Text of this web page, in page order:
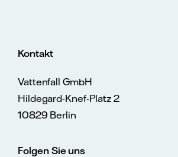
Kontakt
Vattenfall GmbH
Hildegard-Knef-Platz 2
10829 Berlin
Folgen Sie uns